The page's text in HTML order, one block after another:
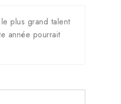
plus grand talent
année pourrait